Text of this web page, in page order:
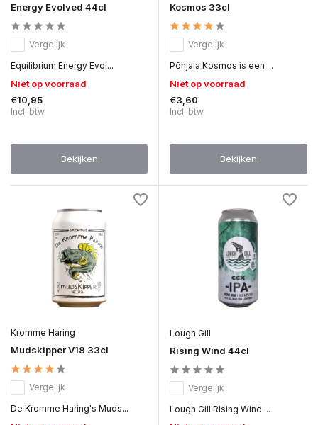
Energy Evolved 44cl
Vergelijk
Equilibrium Energy Evol...
Niet op voorraad
€10,95
Incl. btw
Bekijken
Kosmos 33cl
Vergelijk
Põhjala Kosmos is een ...
Niet op voorraad
€3,60
Incl. btw
Bekijken
Kromme Haring
Mudskipper V18 33cl
Vergelijk
De Kromme Haring's Muds...
Lough Gill
Rising Wind 44cl
Vergelijk
Lough Gill Rising Wind ...